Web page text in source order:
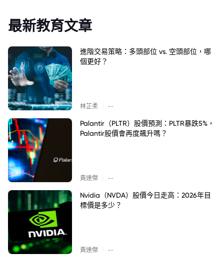
最新教育文章
進階交易策略：多頭部位 vs. 空頭部位，哪
個更好？
林芷柔 --
Palantir（PLTR）股價預測：PLTR暴跌5%，
Palantir股價會再度飆升嗎？
黃達傑 --
Nvidia（NVDA）股價今日走高：2026年目
標價是多少？
黃達傑 --